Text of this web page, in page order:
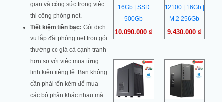
gian và công sức trong việc
thi công phòng net.
Tiết kiệm tiền bạc: Gói dịch
vụ lắp đặt phòng net trọn gói
thường có giá cả cạnh tranh
hơn so với việc mua từng
linh kiện riêng lẻ. Bạn không
cần phải tốn kém để mua
các bộ phận khác nhau mà
16Gb | SSD
500Gb
10.090.000₫
12100 | 16Gb |
M.2 256Gb
9.430.000 ₫
Giá
gốc
Giá
hiện
7.263.000 ₫.
Giá
gốc
Giá
hiện